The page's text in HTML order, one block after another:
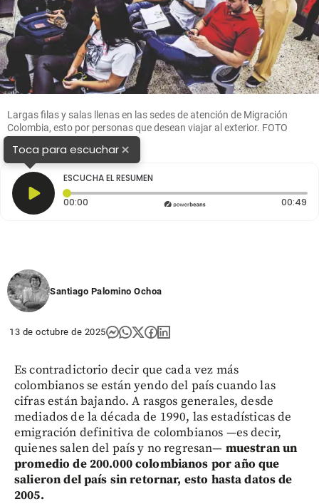
Largas filas y salas llenas en las sedes de atención de Migración
Colombia, esto por personas que desean viajar al exterior. FOTO
Julio César Herrera
Toca para escuchar×
ESCUCHA EL RESUMEN
00:00 Tiempo transcurrido: 0 segundos 00:49
Santiago Palomino Ochoa
13 de octubre de 2025
Es contradictorio decir que cada vez más
colombianos se están yendo del país cuando las
cifras están bajando. A rasgos generales, desde
mediados de la década de 1990, las estadísticas de
emigración definitiva de colombianos —es decir,
quienes salen del país y no regresan— muestran un
promedio de 200.000 colombianos por año que
salieron del país sin retornar, esto hasta datos de
2005.